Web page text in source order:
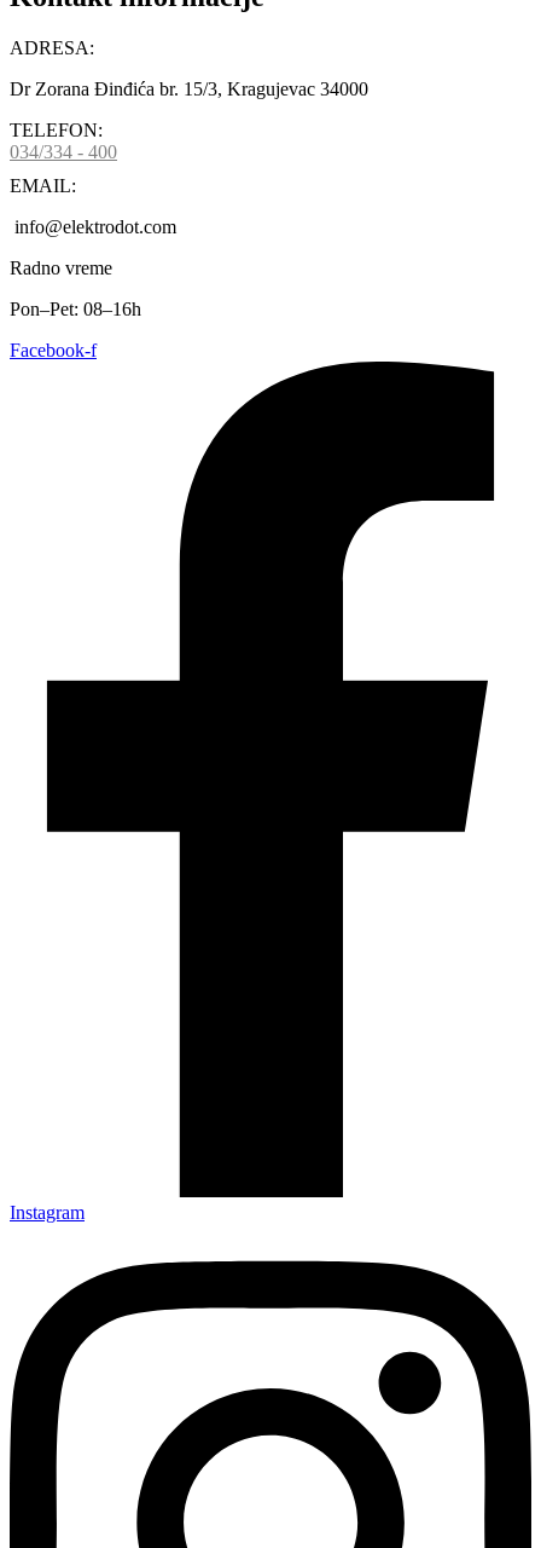
ADRESA:
Dr Zorana Đinđića br. 15/3, Kragujevac 34000
TELEFON:
034/334 - 400
EMAIL:
info@elektrodot.com
Radno vreme
Pon–Pet: 08–16h
Facebook-f
Instagram